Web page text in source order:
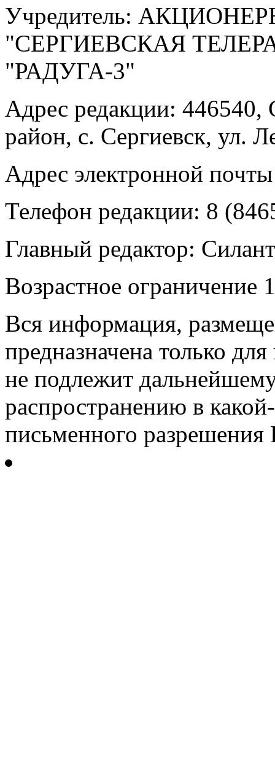
Учредитель:
"СЕРГИЕВСКАЯ
"РАДУГА-3"
Адрес редакции: 446540,
район, с. Сергиевск, ул.
Адрес электронной
Телефон редакции: 8
Главный редактор:
Возрастное ограничение
Вся информация,
предназначена только
не подлежит
распространению в
письменного разрешения